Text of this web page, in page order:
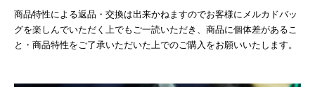
商品特性による返品・交換は出来かねますのでお客様にメルカドバッ
グを楽しんでいただく上でもご一読いただき、商品に個体差があるこ
と・商品特性をご了承いただいた上でのご購入をお願いいたします。